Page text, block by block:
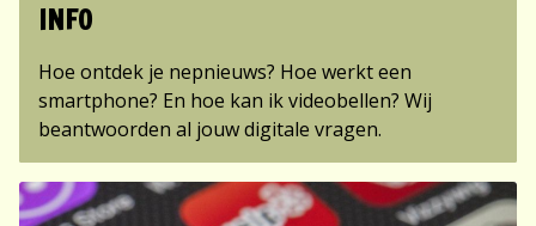
INFO
Hoe ontdek je nepnieuws? Hoe werkt een
smartphone? En hoe kan ik videobellen? Wij
beantwoorden al jouw digitale vragen.